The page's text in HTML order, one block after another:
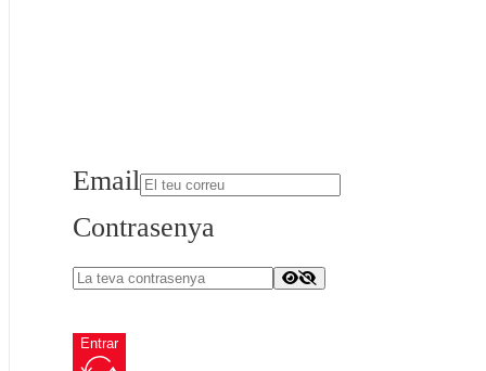
Email
Contrasenya
Entrar